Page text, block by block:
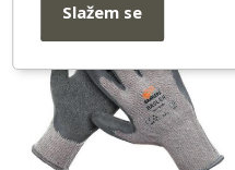
Slažem se